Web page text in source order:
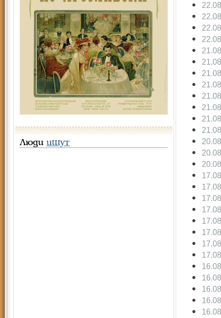
Люди ищут